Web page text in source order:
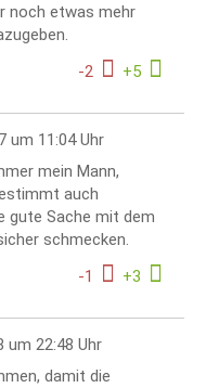
noch etwas mehr
-2 +5
um 11:04 Uhr
mein Mann,
auch
gute Sache mit dem
schmecken.
-1 +3
um 22:48 Uhr
damit die